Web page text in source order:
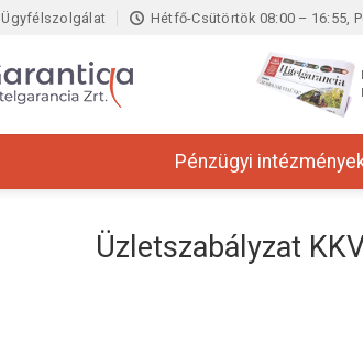
Ügyfélszolgálat Hétfő-Csütörtök 08:00 – 16:55,
Pénzügyi
Üzletszabályzat